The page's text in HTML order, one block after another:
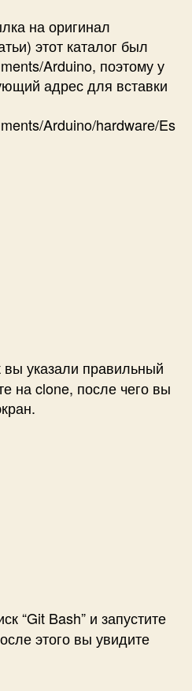
на оригинал
этот каталог был
Arduino, поэтому у
адрес для вставки
Arduino/hardware/Es
вы указали правильный
на clone, после чего вы
“Git Bash” и запустите
этого вы увидите